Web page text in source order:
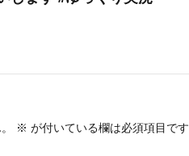
※ が付いている欄は必須項目です